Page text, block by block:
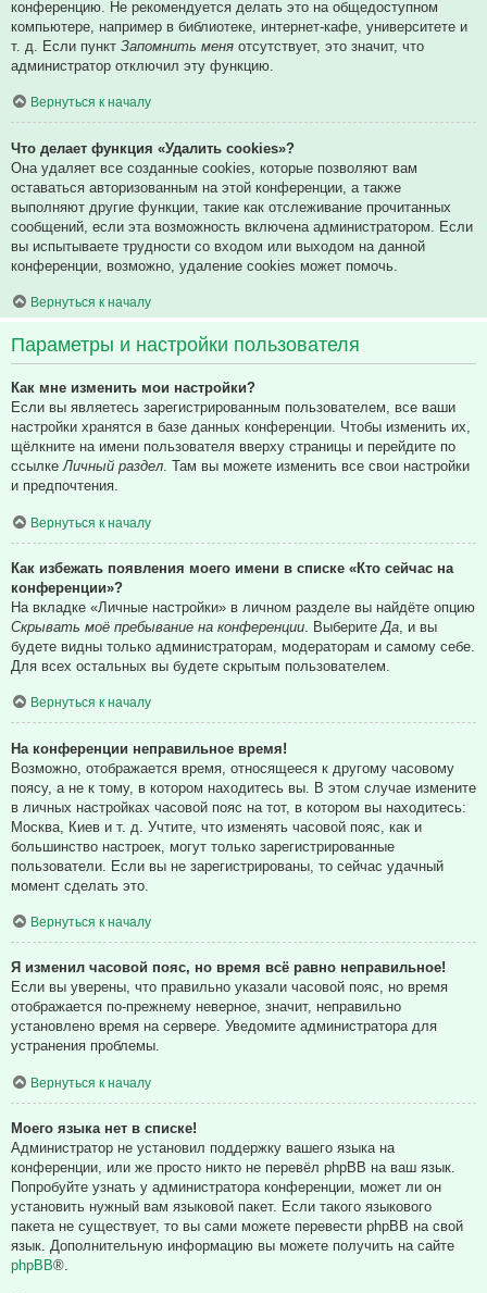
конференцию. Не рекомендуется делать это на общедоступном
компьютере, например в библиотеке, интернет-кафе, университете и
т. д. Если пункт Запомнить меня отсутствует, это значит, что
администратор отключил эту функцию.
Вернуться к началу
Что делает функция «Удалить cookies»?
Она удаляет все созданные cookies, которые позволяют вам
оставаться авторизованным на этой конференции, а также
выполняют другие функции, такие как отслеживание прочитанных
сообщений, если эта возможность включена администратором. Если
вы испытываете трудности со входом или выходом на данной
конференции, возможно, удаление cookies может помочь.
Вернуться к началу
Параметры и настройки пользователя
Как мне изменить мои настройки?
Если вы являетесь зарегистрированным пользователем, все ваши
настройки хранятся в базе данных конференции. Чтобы изменить их,
щёлкните на имени пользователя вверху страницы и перейдите по
ссылке Личный раздел . Там вы можете изменить все свои настройки
и предпочтения.
Вернуться к началу
Как избежать появления моего имени в списке «Кто сейчас на
конференции»?
На вкладке «Личные настройки» в личном разделе вы найдёте опцию
Скрывать моё пребывание на конференции . Выберите Да , и вы
будете видны только администраторам, модераторам и самому себе.
Для всех остальных вы будете скрытым пользователем.
Вернуться к началу
На конференции неправильное время!
Возможно, отображается время, относящееся к другому часовому
поясу, а не к тому, в котором находитесь вы. В этом случае измените
в личных настройках часовой пояс на тот, в котором вы находитесь:
Москва, Киев и т. д. Учтите, что изменять часовой пояс, как и
большинство настроек, могут только зарегистрированные
пользователи. Если вы не зарегистрированы, то сейчас удачный
момент сделать это.
Вернуться к началу
Я изменил часовой пояс, но время всё равно неправильное!
Если вы уверены, что правильно указали часовой пояс, но время
отображается по-прежнему неверное, значит, неправильно
установлено время на сервере. Уведомите администратора для
устранения проблемы.
Вернуться к началу
Моего языка нет в списке!
Администратор не установил поддержку вашего языка на
конференции, или же просто никто не перевёл phpBB на ваш язык.
Попробуйте узнать у администратора конференции, может ли он
установить нужный вам языковой пакет. Если такого языкового
пакета не существует, то вы сами можете перевести phpBB на свой
язык. Дополнительную информацию вы можете получить на сайте
phpBB®.